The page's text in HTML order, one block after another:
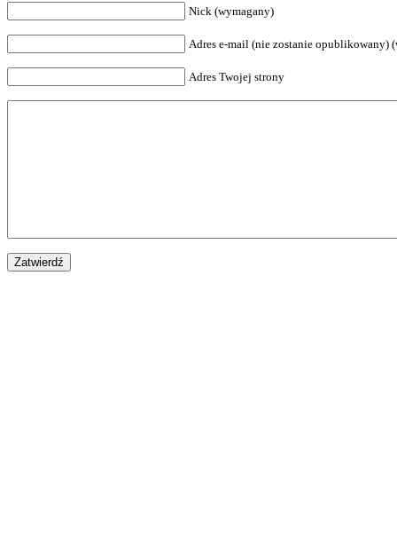
Nick (wymagany)
Adres e-mail (nie zostanie opublikowany)
Adres Twojej strony